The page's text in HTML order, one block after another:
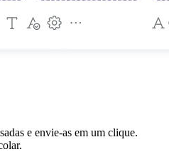
e envie-as em um clique.